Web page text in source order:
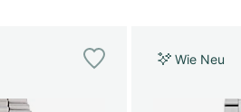
Wie Neu